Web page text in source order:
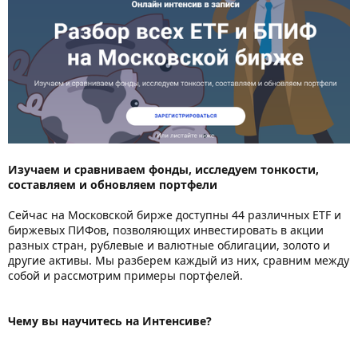
Изучаем и сравниваем фонды, исследуем тонкости,
составляем и обновляем портфели
Сейчас на Московской бирже доступны 44 различных ETF и
биржевых ПИФов, позволяющих инвестировать в акции
разных стран, рублевые и валютные облигации, золото и
другие активы. Мы разберем каждый из них, сравним между
собой и рассмотрим примеры портфелей.
Чему вы научитесь на Интенсиве?